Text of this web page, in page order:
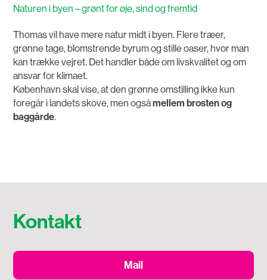
Naturen i byen – grønt for øje, sind og fremtid
Thomas vil have mere natur midt i byen. Flere træer,
grønne tage, blomstrende byrum og stille oaser, hvor man
kan trække vejret. Det handler både om livskvalitet og om
ansvar for klimaet.
København skal vise, at den grønne omstilling ikke kun
foregår i landets skove, men ogsåmellem brosten og
baggårde.
Kontakt
Mail